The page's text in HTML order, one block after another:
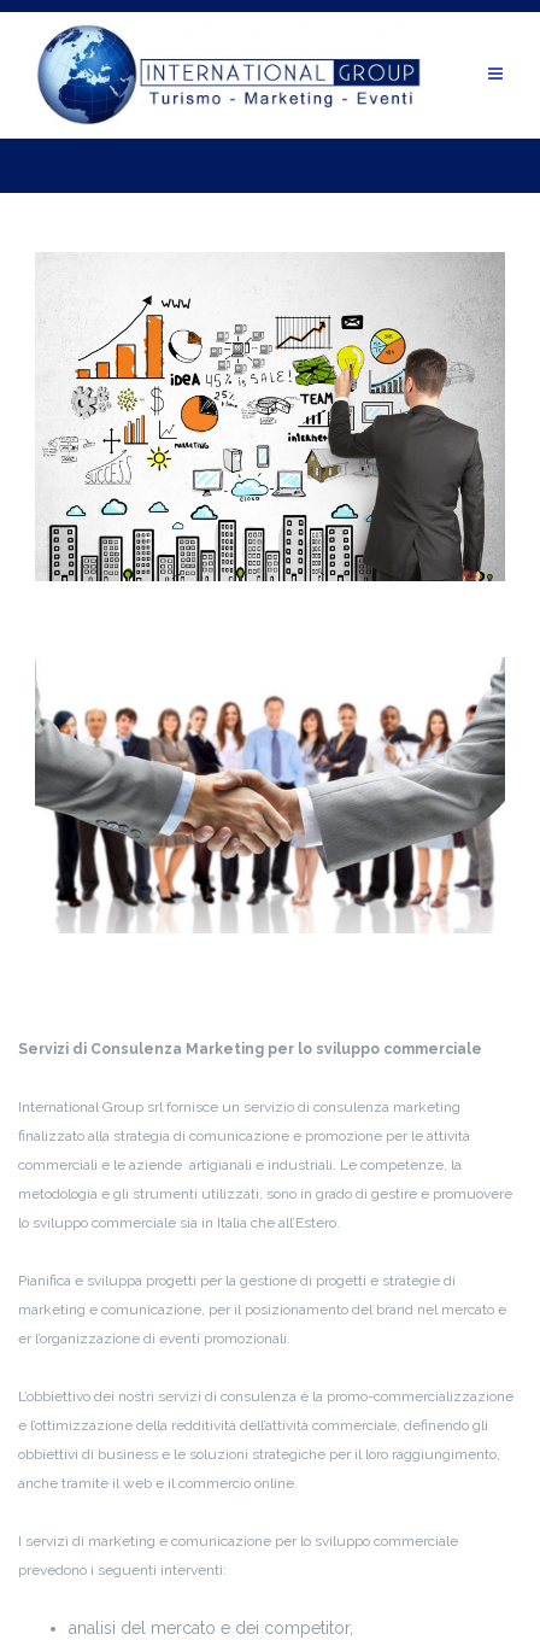
contenuto
Servizi di Consulenza Marketing per lo sviluppo commerciale
International Group srl fornisce un servizio di consulenza marketing
finalizzato alla strategia di comunicazione e promozione per le attività
commerciali e le aziende artigianali e industriali. Le competenze, la
metodologia e gli strumenti utilizzati, sono in grado di gestire e promuovere
lo sviluppo commerciale sia in Italia che all’Estero.
Pianifica e sviluppa progetti per la gestione di progetti e strategie di
marketing e comunicazione, per il posizionamento del brand nel mercato e
er l’organizzazione di eventi promozionali.
L’obbiettivo dei nostri servizi di consulenza è la promo-commercializzazione
e l’ottimizzazione della redditività dell’attività commerciale, definendo gli
obbiettivi di business e le soluzioni strategiche per il loro raggiungimento,
anche tramite il web e il commercio online.
I servizi di marketing e comunicazione per lo sviluppo commerciale
prevedono i seguenti interventi:
analisi del mercato e dei competitor,